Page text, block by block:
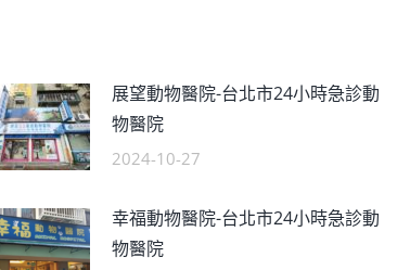
展望動物醫院-台北市24小時急診動
物醫院
2024-10-27
幸福動物醫院-台北市24小時急診動
物醫院